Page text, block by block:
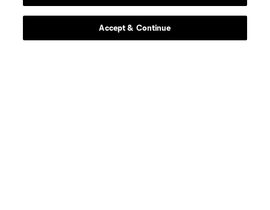
Accept & Continue